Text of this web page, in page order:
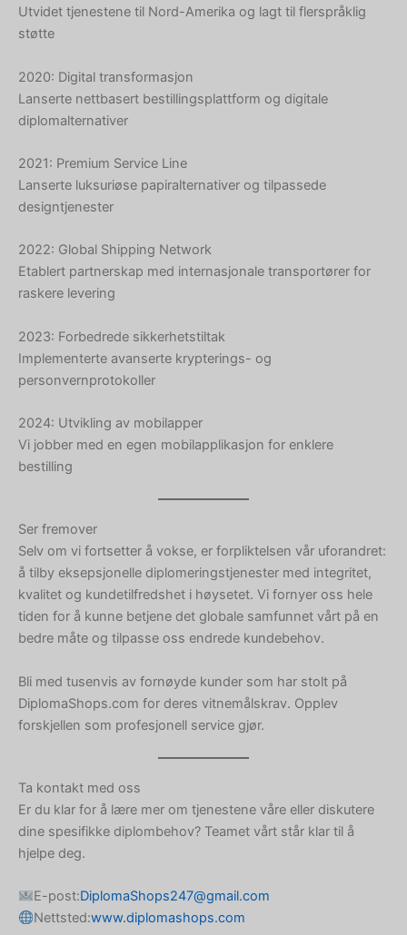
Utvidet tjenestene til Nord-Amerika og lagt til flerspråklig
støtte
2020: Digital transformasjon
Lanserte nettbasert bestillingsplattform og digitale
diplomalternativer
2021: Premium Service Line
Lanserte luksuriøse papiralternativer og tilpassede
designtjenester
2022: Global Shipping Network
Etablert partnerskap med internasjonale transportører for
raskere levering
2023: Forbedrede sikkerhetstiltak
Implementerte avanserte krypterings- og
personvernprotokoller
2024: Utvikling av mobilapper
Vi jobber med en egen mobilapplikasjon for enklere
bestilling
Ser fremover
Selv om vi fortsetter å vokse, er forpliktelsen vår uforandret:
å tilby eksepsjonelle diplomeringstjenester med integritet,
kvalitet og kundetilfredshet i høysetet. Vi fornyer oss hele
tiden for å kunne betjene det globale samfunnet vårt på en
bedre måte og tilpasse oss endrede kundebehov.
Bli med tusenvis av fornøyde kunder som har stolt på
DiplomaShops.com for deres vitnemålskrav. Opplev
forskjellen som profesjonell service gjør.
Ta kontakt med oss
Er du klar for å lære mer om tjenestene våre eller diskutere
dine spesifikke diplombehov? Teamet vårt står klar til å
hjelpe deg.
E-post:DiplomaShops247@gmail.com
Nettsted:www.diplomashops.com
Danish
Greek
Hungarian
Armenian
Icelandic
Japanese
Macedonian
Romanian
Chinese